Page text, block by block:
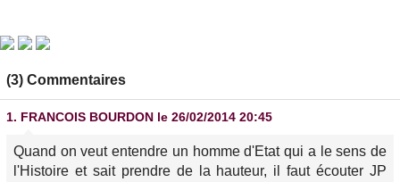
(3) Commentaires
1. FRANCOIS BOURDON le 26/02/2014 20:45
Quand on veut entendre un homme d'Etat qui a le sens de
l'Histoire et sait prendre de la hauteur, il faut écouter JP